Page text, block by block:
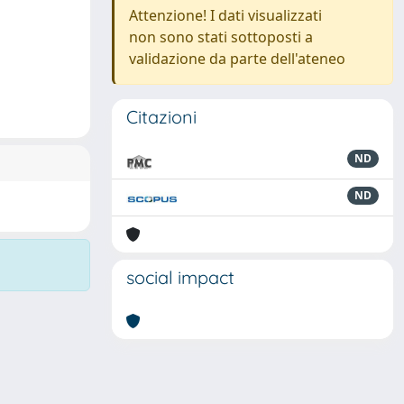
Attenzione! I dati visualizzati
non sono stati sottoposti a
validazione da parte dell'ateneo
Citazioni
ND
ND
social impact